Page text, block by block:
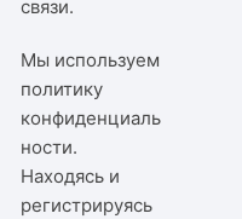
связи.
Мы используем
политику
конфиденциаль
ности.
Находясь и
регистрируясь